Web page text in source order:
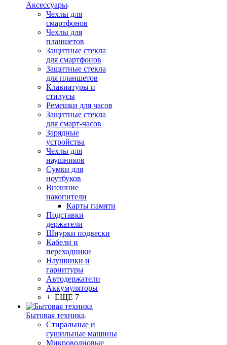
Аксессуары
Чехлы для
смартфонов
Чехлы для
планшетов
Защитные стекла
для смартфонов
Защитные стекла
для планшетов
Клавиатуры и
стилусы
Ремешки для часов
Защитные стекла
для смарт-часов
Зарядные
устройства
Чехлы для
наушников
Сумки для
ноутбуков
Внешние
накопители
Карты памяти
Подставки
держатели
Шнурки подвески
Кабели и
переходники
Наушники и
гарнитуры
Автодержатели
Аккумуляторы
+ ЕЩЕ 7
Бытовая техника
Стиральные и
сушильные машины
Микроволновые